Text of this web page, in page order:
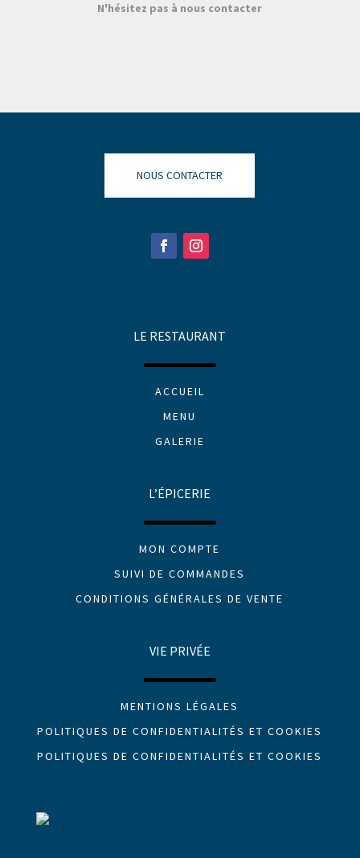
N'hésitez pas à nous contacter
NOUS CONTACTER
LE RESTAURANT
ACCUEIL
MENU
GALERIE
L’ÉPICERIE
MON COMPTE
SUIVI DE COMMANDES
CONDITIONS GÉNÉRALES DE VENTE
VIE PRIVÉE
MENTIONS LÉGALES
POLITIQUES DE CONFIDENTIALITÉS ET COOKIES
POLITIQUES DE CONFIDENTIALITÉS ET COOKIES